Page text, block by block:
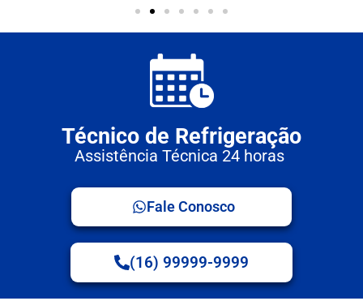
Técnico de Refrigeração
Assistência Técnica 24 horas
Fale Conosco
(16) 99999-9999